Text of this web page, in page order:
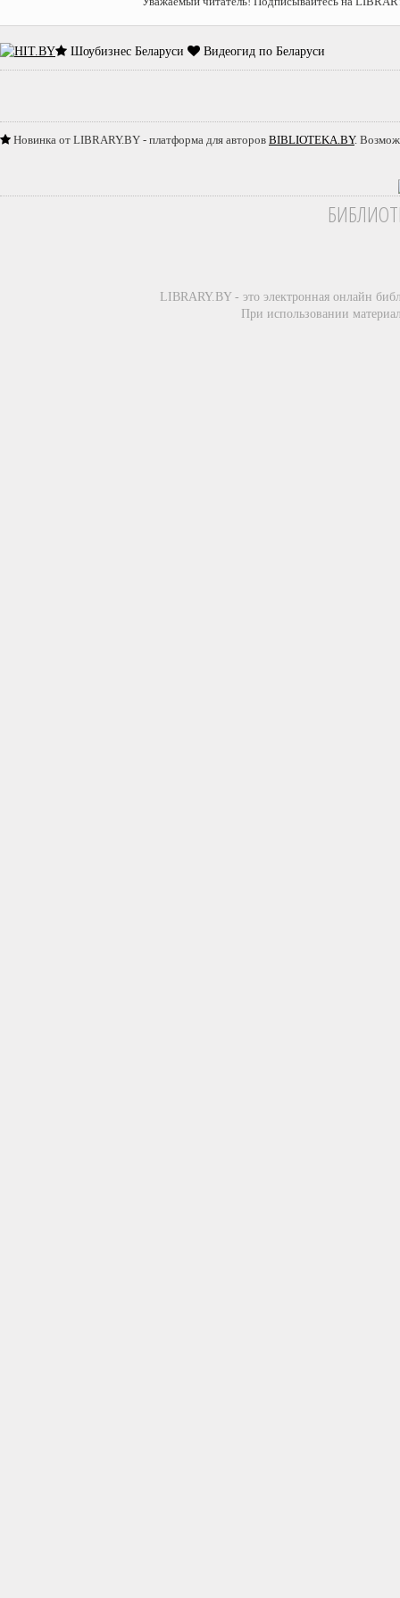
Шоубизнес Беларуси Видеогид по Беларуси
Новинка от LIBRARY.BY - платформа для авторов BIBLIOTEKA.BY.
LIBRARY.BY - это электронная онлайн
При использовании